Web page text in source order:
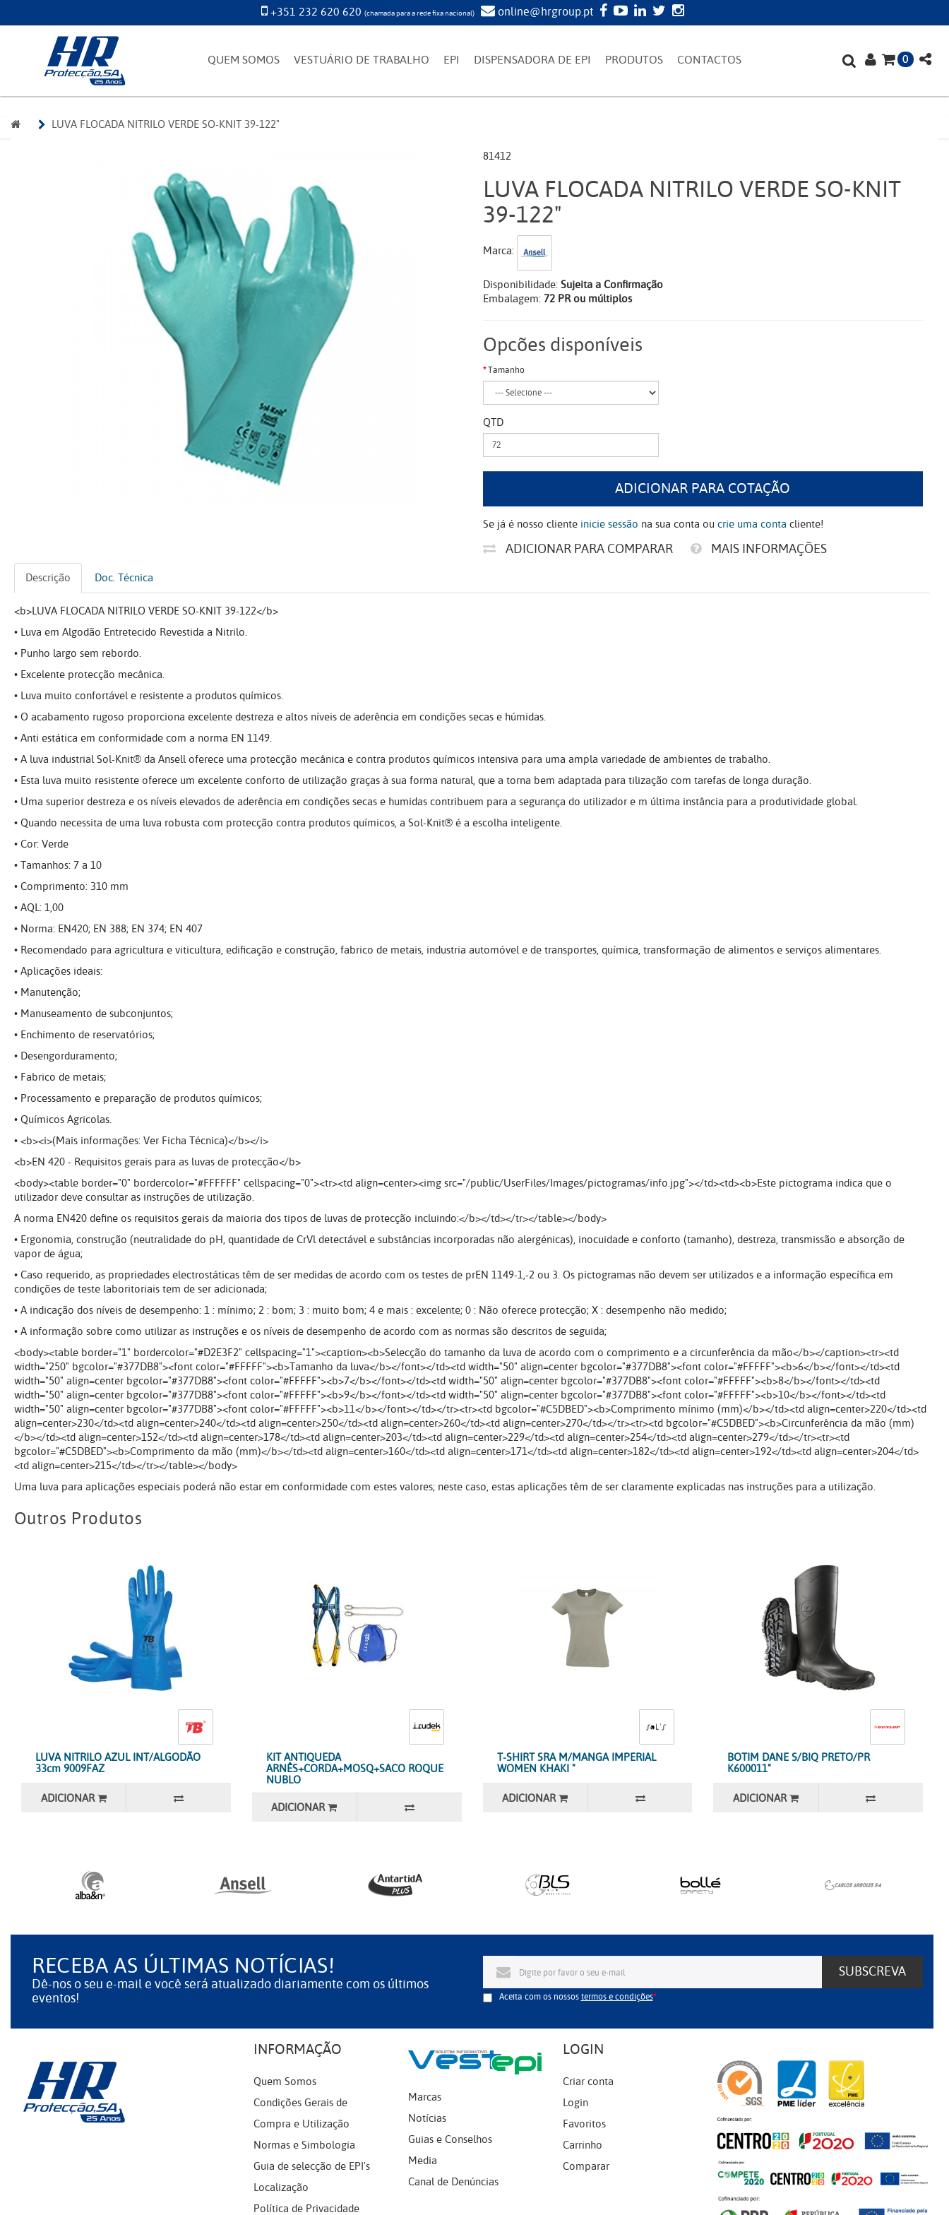
+351 232 620 620 (chamada para a rede fixa nacional) online@hrgroup.pt
QUEM SOMOS VESTUÁRIO DE TRABALHO EPI DISPENSADORA DE EPI PRODUTOS CONTACTOS 0
LUVA FLOCADA NITRILO VERDE SO-KNIT 39-122"
81412
LUVA FLOCADA NITRILO VERDE SO-KNIT
39-122"
Marca:
Disponibilidade: Sujeita a Confirmação
Embalagem: 72 PR ou múltiplos
Opcões disponíveis
Tamanho
QTD
ADICIONAR PARA COTAÇÃO
Se já é nosso cliente inicie sessão na sua conta oucrie uma conta cliente!
ADICIONAR PARA COMPARAR MAIS INFORMAÇÕES
Descrição Doc. Técnica
<b>LUVA FLOCADA NITRILO VERDE SO-KNIT 39-122</b>
• Luva em Algodão Entretecido Revestida a Nitrilo.
• Punho largo sem rebordo.
• Excelente protecção mecânica.
• Luva muito confortável e resistente a produtos químicos.
• O acabamento rugoso proporciona excelente destreza e altos níveis de aderência em condições secas e húmidas.
• Anti estática em conformidade com a norma EN 1149.
• A luva industrial Sol-Knit® da Ansell oferece uma protecção mecânica e contra produtos químicos intensiva para uma ampla variedade de ambientes de trabalho.
• Esta luva muito resistente oferece um excelente conforto de utilização graças à sua forma natural, que a torna bem adaptada para tilização com tarefas de longa duração.
• Uma superior destreza e os níveis elevados de aderência em condições secas e humidas contribuem para a segurança do utilizador e m última instância para a produtividade global.
• Quando necessita de uma luva robusta com protecção contra produtos químicos, a Sol-Knit® é a escolha inteligente.
• Cor: Verde
• Tamanhos: 7 a 10
• Comprimento: 310 mm
• AQL: 1,00
• Norma: EN420; EN 388; EN 374; EN 407
• Recomendado para agricultura e viticultura, edificação e construção, fabrico de metais, industria automóvel e de transportes, química, transformação de alimentos e serviços alimentares.
• Aplicações ideais:
• Manutenção;
• Manuseamento de subconjuntos;
• Enchimento de reservatórios;
• Desengorduramento;
• Fabrico de metais;
• Processamento e preparação de produtos químicos;
• Químicos Agricolas.
• <b><i>(Mais informações: Ver Ficha Técnica)</b></i>
<b>EN 420 - Requisitos gerais para as luvas de protecção</b>
<body><table border="0" bordercolor="#FFFFFF" cellspacing="0"><tr><td align=center><img src="/public/UserFiles/Images/pictogramas/info.jpg"></td><td><b>Este pictograma indica que o
utilizador deve consultar as instruções de utilização.
A norma EN420 define os requisitos gerais da maioria dos tipos de luvas de protecção incluindo:</b></td></tr></table></body>
• Ergonomia, construção (neutralidade do pH, quantidade de CrVl detectável e substâncias incorporadas não alergénicas), inocuidade e conforto (tamanho), destreza, transmissão e absorção de
vapor de água;
• Caso requerido, as propriedades electrostáticas têm de ser medidas de acordo com os testes de prEN 1149-1,-2 ou 3. Os pictogramas não devem ser utilizados e a informação específica em
condições de teste laboritoriais tem de ser adicionada;
• A indicação dos níveis de desempenho: 1 : mínimo; 2 : bom; 3 : muito bom; 4 e mais : excelente; 0 : Não oferece protecção; X : desempenho não medido;
• A informação sobre como utilizar as instruções e os níveis de desempenho de acordo com as normas são descritos de seguida;
<body><table border="1" bordercolor="#D2E3F2" cellspacing="1"><caption><b>Selecção do tamanho da luva de acordo com o comprimento e a circunferência da mão</b></caption><tr><td
width="250" bgcolor="#377DB8"><font color="#FFFFF"><b>Tamanho da luva</b></font></td><td width="50" align=center bgcolor="#377DB8"><font color="#FFFFF"><b>6</b></font></td><td
width="50" align=center bgcolor="#377DB8"><font color="#FFFFF"><b>7</b></font></td><td width="50" align=center bgcolor="#377DB8"><font color="#FFFFF"><b>8</b></font></td><td
width="50" align=center bgcolor="#377DB8"><font color="#FFFFF"><b>9</b></font></td><td width="50" align=center bgcolor="#377DB8"><font color="#FFFFF"><b>10</b></font></td><td
width="50" align=center bgcolor="#377DB8"><font color="#FFFFF"><b>11</b></font></td></tr><tr><td bgcolor="#C5DBED"><b>Comprimento mínimo (mm)</b></td><td align=center>220</td><td
align=center>230</td><td align=center>240</td><td align=center>250</td><td align=center>260</td><td align=center>270</td></tr><tr><td bgcolor="#C5DBED"><b>Circunferência da mão (mm)
</b></td><td align=center>152</td><td align=center>178</td><td align=center>203</td><td align=center>229</td><td align=center>254</td><td align=center>279</td></tr><tr><td
bgcolor="#C5DBED"><b>Comprimento da mão (mm)</b></td><td align=center>160</td><td align=center>171</td><td align=center>182</td><td align=center>192</td><td align=center>204</td>
<td align=center>215</td></tr></table></body>
Uma luva para aplicações especiais poderá não estar em conformidade com estes valores; neste caso, estas aplicações têm de ser claramente explicadas nas instruções para a utilização.
Outros Produtos
LUVA NITRILO AZUL INT/ALGODÃO
33cm 9009FAZ
ADICIONAR
KIT ANTIQUEDA
ARNÊS+CORDA+MOSQ+SACO ROQUE
NUBLO
ADICIONAR
T-SHIRT SRA M/MANGA IMPERIAL
WOMEN KHAKI "
ADICIONAR
BOTIM DANE S/BIQ PRETO/PR
K600011"
ADICIONAR
RECEBA AS ÚLTIMAS NOTÍCIAS!
Dê-nos o seu e-mail e você será atualizado diariamente com os últimos
eventos!
SUBSCREVA
Aceita com os nossostermos e condições
INFORMAÇÃO
Quem Somos
Condições Gerais de
Compra e Utilização
Normas e Simbologia
Guia de selecção de EPI's
Localização
Política de Privacidade
Marcas
Notícias
Guias e Conselhos
Media
Canal de Denúncias
LOGIN
Criar conta
Login
Favoritos
Carrinho
Comparar